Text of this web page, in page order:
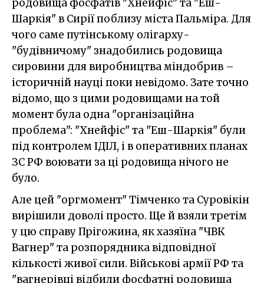
родовища фосфатів "Хнейфіс" та "Еш-
Шаркія" в Сирії поблизу міста Пальміра. Для
чого саме путінському олігарху-
"будівничому" знадобились родовища
сировини для виробництва міндобрив –
історичній науці поки невідомо. Зате точно
відомо, що з цими родовищами на той
момент була одна "організаційна
проблема": "Хнейфіс" та "Еш-Шаркія" були
під контролем ІДІЛ, і в оперативних планах
ЗС РФ воювати за ці родовища нічого не
було.
Але цей "оргмомент" Тімченко та Суровікін
вирішили доволі просто. Ще й взяли третім
у цю справу Прігожина, як хазяїна "ЧВК
Вагнер" та розпорядника відповідної
кількості живої сили. Військові армії РФ та
"вагнерівці відбили фосфатні родовища